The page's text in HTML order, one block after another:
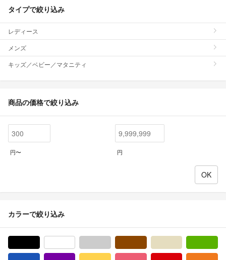
タイプで絞り込み
レディース
メンズ
キッズ／ベビー／マタニティ
商品の価格で絞り込み
円〜 円
カラーで絞り込み